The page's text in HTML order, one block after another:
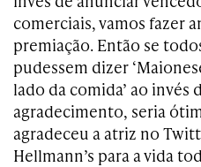
comerciais, vamos fazer
premiação. Então se
pudessem dizer
lado da comida’ ao invés
agradecimento, seria
agradeceu a atriz no
Hellmann’s para a vida